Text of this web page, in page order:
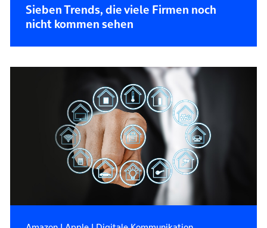
Sieben Trends, die viele Firmen noch
nicht kommen sehen